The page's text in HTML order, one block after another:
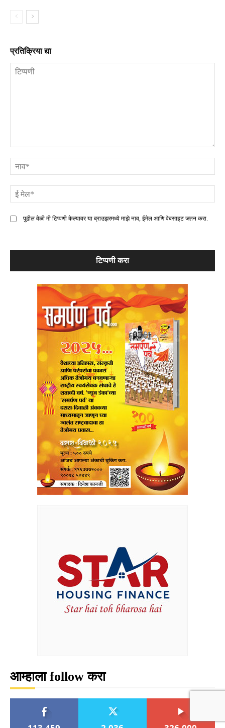
प्रतिक्रिया द्या
पुढील वेळी मी टिप्पणी केल्यावर या ब्राउझरमध्ये माझे नाव, ईमेल आणि वेबसाइट जतन करा.
आम्हाला follow करा